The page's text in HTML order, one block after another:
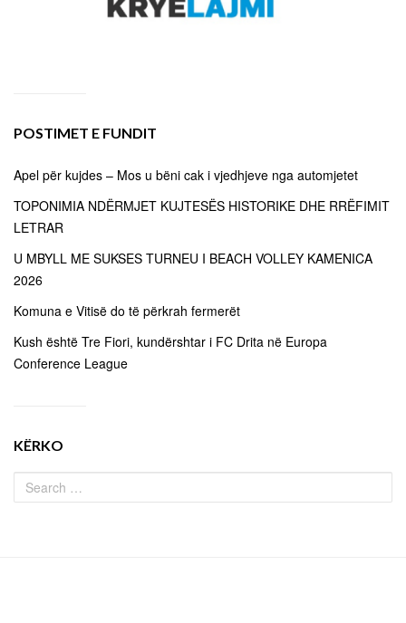
POSTIMET E FUNDIT
Apel për kujdes – Mos u bëni cak i vjedhjeve nga automjetet
TOPONIMIA NDËRMJET KUJTESËS HISTORIKE DHE RRËFIMIT
LETRAR
U MBYLL ME SUKSES TURNEU I BEACH VOLLEY KAMENICA
2026
Komuna e Vitisë do të përkrah fermerët
Kush është Tre Fiori, kundërshtar i FC Drita në Europa
Conference League
KËRKO